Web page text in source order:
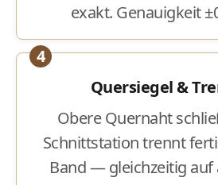
exakt. Genauigkeit
4
Quersiegel &
Obere Quernaht
Schnittstation trennt
Band — gleichzeitig auf